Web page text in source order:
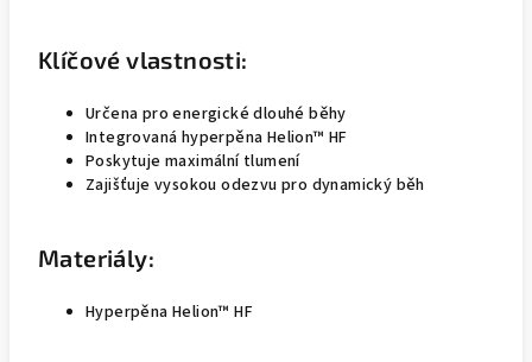
Klíčové vlastnosti:
Určena pro energické dlouhé běhy
Integrovaná hyperpěna Helion™ HF
Poskytuje maximální tlumení
Zajišťuje vysokou odezvu pro dynamický běh
Materiály:
Hyperpěna Helion™ HF